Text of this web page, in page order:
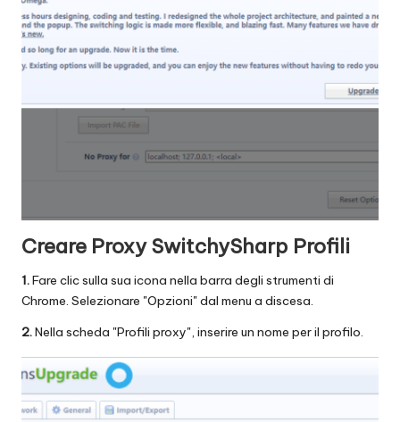
Creare Proxy SwitchySharp Profili
1.Fare clic sulla sua icona nella barra degli strumenti di
Chrome. Selezionare "Opzioni" dal menu a discesa.
2.Nella scheda "Profili proxy", inserire un nome per il profilo.